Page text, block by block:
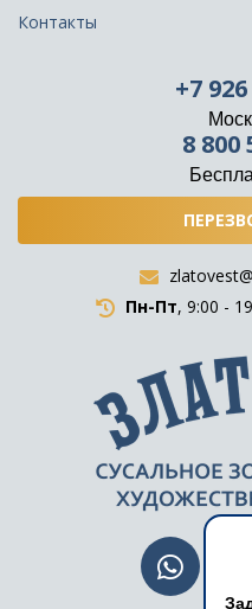
Контакты
+7
8 800
Пн-Пт, 9:00 -